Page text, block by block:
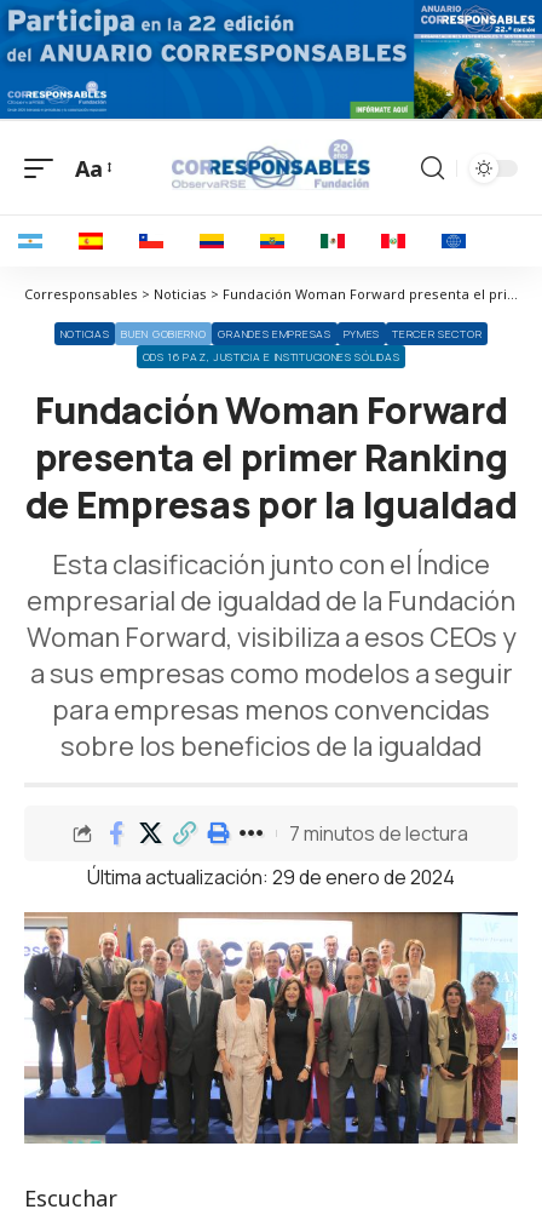
Aa
Corresponsables > Noticias > Fundación Woman Forward presenta el primer Ranking de Empresas por la Igualdad
NOTICIAS BUEN GOBIERNO GRANDES EMPRESAS PYMES
TERCER SECTOR
ODS 16 PAZ, JUSTICIA E INSTITUCIONES SÓLIDAS
Fundación Woman Forward
presenta el primer Ranking
de Empresas por la Igualdad
Esta clasificación junto con el Índice
empresarial de igualdad de la Fundación
Woman Forward, visibiliza a esos CEOs y
a sus empresas como modelos a seguir
para empresas menos convencidas
sobre los beneficios de la igualdad
Última actualización: 29 de enero de 2024
7 minutos de lectura
Escuchar